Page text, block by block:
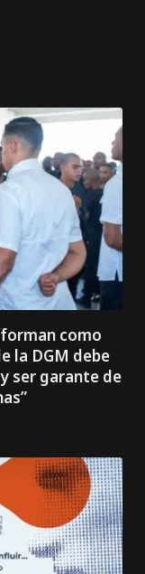
como
la DGM debe
ser garante de